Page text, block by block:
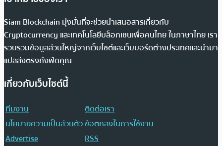
Siam Blockchain มุ่งมั่นที่จะช่วยนำเสนอสารเกี่ยวกับ
Cryptocurrency และเทคโนโลยีบล็อกเชนเพื่อคนไทย ในภาษาไทย เรา
รวบรวมข้อมูลส่วนใหญ่จากเว็บไซต์และเว็บบอร์ดต่างประเทศและนำมา
แปลส่งตรงถึงฟีดคุณ
เกี่ยวกับเว็บไซต์นี้
ทีมงาน
ติดต่อเรา
นโยบายความเป็นส่วนตัวข้อตกลงในการใช้งาน
Advertise
RSS